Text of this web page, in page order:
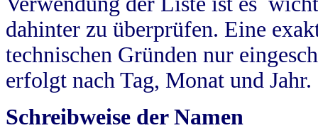
dahinter zu überprüfen. Eine
technischen Gründen nur
erfolgt nach Tag, Monat und Jahr.
Schreibweise der Namen